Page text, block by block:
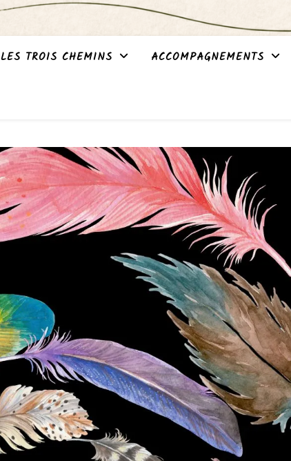
LES TROIS CHEMINS ACCOMPAGNEMENTS